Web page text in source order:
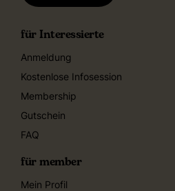
für Interessierte
Anmeldung
Kostenlose Infosession
Membership
Gutschein
FAQ
für member
Mein Profil